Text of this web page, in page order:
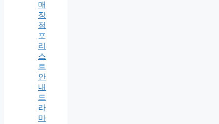
매
장
점
포
리
스
트
안
내
드
라
마